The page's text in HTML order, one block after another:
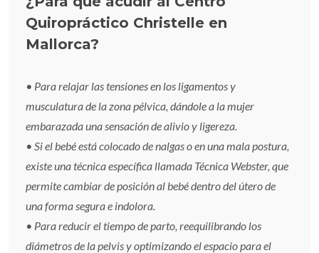
Quiropráctico Christelle en
Mallorca?
• Para relajar las tensiones en los ligamentos y
musculatura de la zona pélvica, dándole a la mujer
embarazada una sensación de alivio y ligereza.
• Si el bebé está colocado de nalgas o en una mala postura,
existe una técnica específica llamada Técnica Webster, que
permite cambiar de posición al bebé dentro del útero de
una forma segura e indolora.
• Para reducir el tiempo de parto, reequilibrando los
diámetros de la pelvis y optimizando el espacio para el